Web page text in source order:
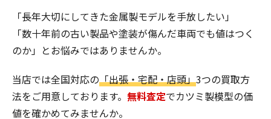
「長年大切にしてきた金属製モデルを手放したい」
「数十年前の古い製品や塗装が傷んだ車両でも値はつく
のか」とお悩みではありませんか。
当店では全国対応の「出張・宅配・店頭」3つの買取方
法をご用意しております。 無料査定でカツミ製模型の価
値を確かめてみませんか。